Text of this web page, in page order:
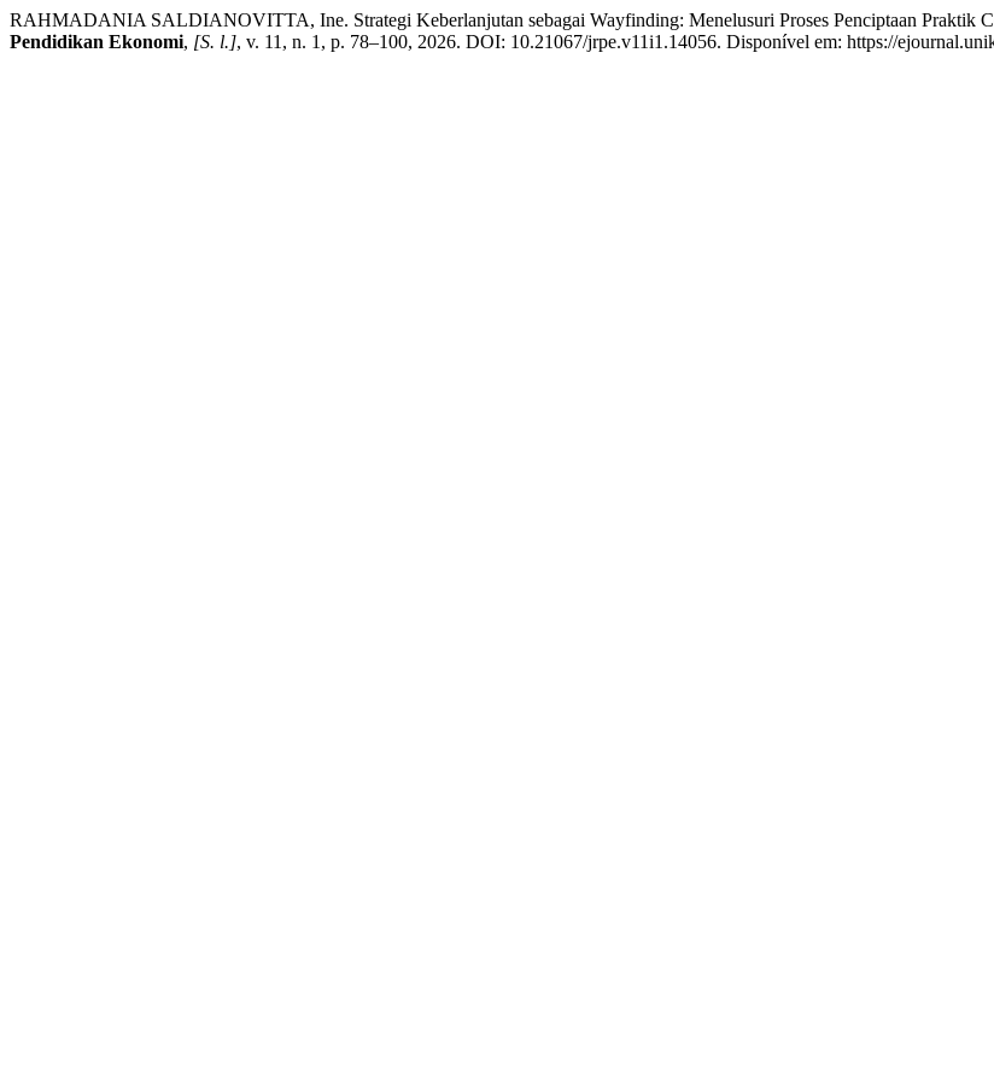
RAHMADANIA SALDIANOVITTA, Ine. Strategi Keberlanjutan sebagai Wayfinding: Menelusuri Proses Penciptaan Praktik
Pendidikan Ekonomi, [S. l.], v. 11, n. 1, p. 78–100, 2026. DOI: 10.21067/jrpe.v11i1.14056. Disponível em: https://